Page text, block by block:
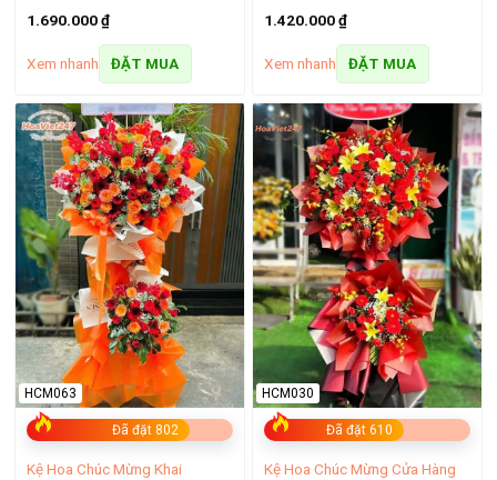
1.690.000₫
Xem nhanh ĐẶT MUA
1.420.000₫
Xem nhanh ĐẶT MUA
Đã đặt 802
HCM063
Kệ Hoa Chúc Mừng Khai
Đã đặt 610
HCM030
Kệ Hoa Chúc Mừng Cửa Hàng